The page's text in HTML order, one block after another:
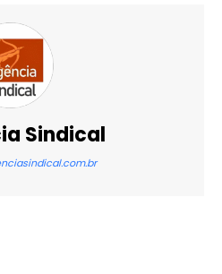
Sindical